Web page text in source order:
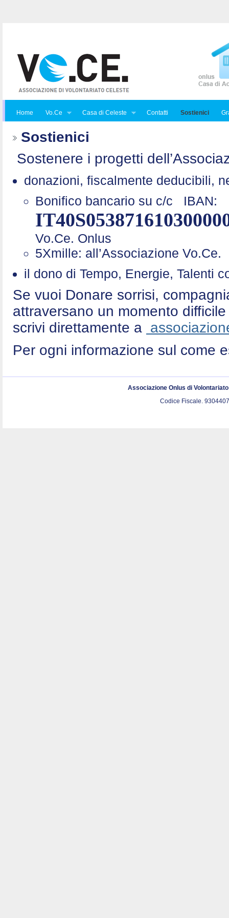
Home Vo.Ce Casa di Celeste Contatti Sostienici
Sostienici
Sostenere i progetti
donazioni, fiscalmente deducibili,
Bonifico bancario su c/c IBAN:
Vo.Ce. Onlus
5Xmille: all’Associazione
il dono di Tempo, Energie, Talenti
Se vuoi Donare sorrisi,
attraversano un momento
scrivi direttamente a
Per ogni informazione sul come
Associazione Onlus di
Codice Fiscale.